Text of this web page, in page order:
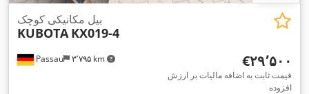
Passau ۳٬۷۹۵ km
بیل مکانیکی کوچک
KUBOTA KX019-4
‎€۲۹٬۵۰۰
قیمت ثابت به اضافه مالیات بر ارزش
افزوده